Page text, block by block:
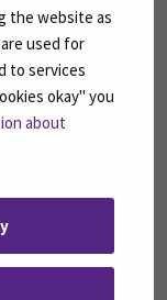
the website as
used for
to services
okay" you
about
ja
(AVAUTUU
MEDIASSA
mediassa:
meitä